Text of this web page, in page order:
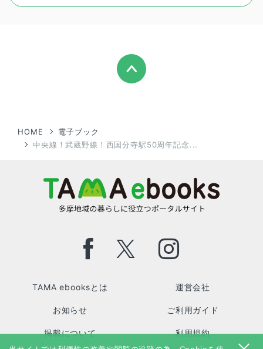
HOME
電子ブック
中央線！武蔵野線！西国分寺駅50周年記念...
TAMA ebooksとは 運営会社
お知らせ ご利用ガイド
掲載について 利用規約